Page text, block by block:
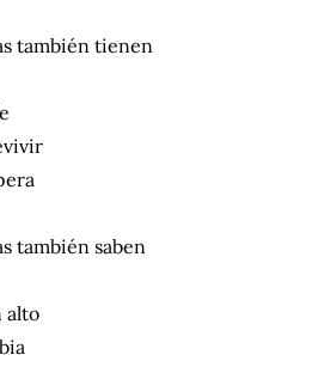
también tienen
también saben
alto